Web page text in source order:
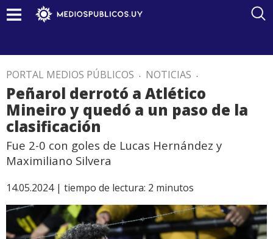
PORTAL MEDIOS PÚBLICOS . NOTICIAS .
Peñarol derrotó a Atlético
Mineiro y quedó a un paso de la
clasificación
Fue 2-0 con goles de Lucas Hernández y
Maximiliano Silvera
14.05.2024 | tiempo de lectura: 2 minutos